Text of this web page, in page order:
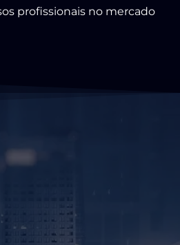
profissionais no mercado